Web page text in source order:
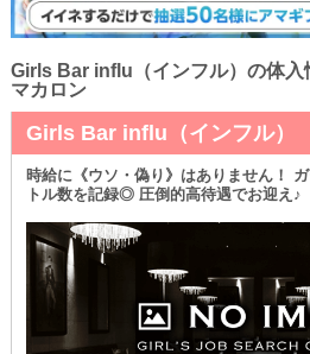
Girls Bar influ（インフル）の体入
マカロン
Girls Bar influ（インフル）
時給に《ウソ・偽り》はありません！
トル数を記録◎ 圧倒的高待遇でお迎え♪